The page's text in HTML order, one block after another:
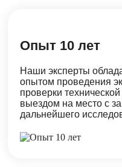
Опыт 10 лет
Наши эксперты
опытом проведения
проверки
выездом на место с
дальнейшего